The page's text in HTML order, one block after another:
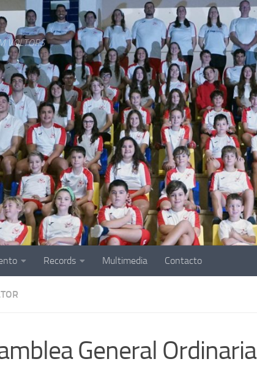
VOLTORS
Records Multimedia Contacto
General Ordinaria